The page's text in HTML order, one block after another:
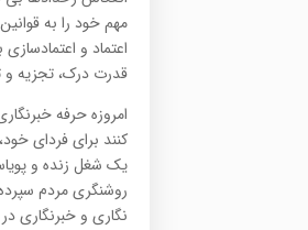
مهم خود را به
اعتماد و
قدرت درک، تجزیه و
امروزه حرفه
کنند برای فردای
یک شغل زنده و
روشنگری مردم
نگاری و خبرنگاری